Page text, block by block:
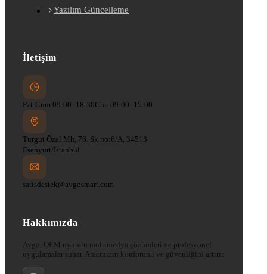
Yazılım Güncelleme
İletişim
Pzt-Cum 09:00–18:30Cmt 09:00–15:00
Turgut Özal Mh, 76. Sk no:6/A, 34513
Esenyurt/İstanbul
satisdestek@avgosmart.com
Hakkımızda
Avgo, OEM uyumlu multimedya çözümleri ve profesyonel
uygulamalar sunar. Aracınızın konforunu ve güvenliğini artırır.